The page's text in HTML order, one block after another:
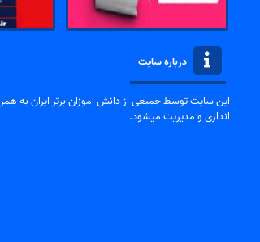
درباره سایت
این سایت توسط جمیعی از دانش اموزان برتر ایران به
اندازی و مدیریت میشود.